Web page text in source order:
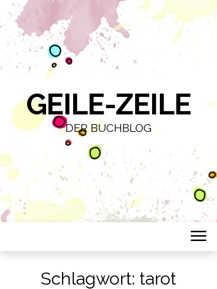
GEILE-ZEILE
DER BUCHBLOG
Schlagwort: tarot